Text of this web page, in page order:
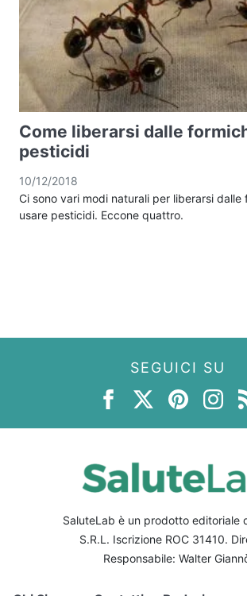
Come liberarsi dalle
pesticidi
10/12/2018
Ci sono vari modi naturali per liberarsi dalle
usare pesticidi. Eccone quattro.
SEGUICI SU
SaluteLab è un prodotto editoriale
S.R.L. Iscrizione ROC 31410.
Responsabile: Walter